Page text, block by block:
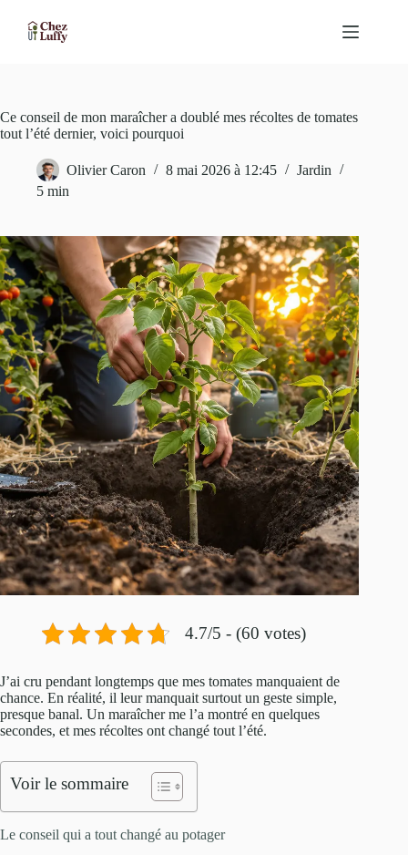
contenu
Ce conseil de mon maraîcher a doublé mes récoltes de tomates
tout l’été dernier, voici pourquoi
Olivier Caron 8 mai 2026 à 12:45
Jardin
5 min
4.7/5 - (60 votes)
J’ai cru pendant longtemps que mes tomates manquaient de
chance. En réalité, il leur manquait surtout un geste simple,
presque banal. Un maraîcher me l’a montré en quelques
secondes, et mes récoltes ont changé tout l’été.
Voir le sommaire
Le conseil qui a tout changé au potager